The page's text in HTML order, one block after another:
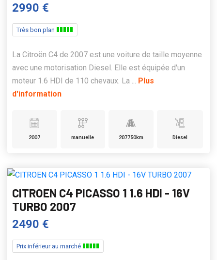
2990 €
Très bon plan
La Citroën C4 de 2007 est une voiture de taille moyenne
avec une motorisation Diesel. Elle est équipée d'un
moteur 1.6 HDI de 110 chevaux. La ... Plus
d'information
2007 manuelle 207750km Diesel
CITROEN C4 PICASSO 1 1.6 HDI - 16V
TURBO 2007
2490 €
Prix inférieur au marché